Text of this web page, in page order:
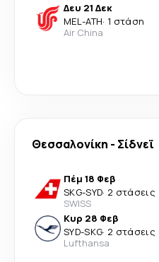
Δευ 21 Δεκ
MEL-ATH· 1 στάση
Air China
Θεσσαλονίκη - Σίδνεϊ
Πέμ 18 Φεβ
SKG-SYD· 2 στάσεις
SWISS
Κυρ 28 Φεβ
SYD-SKG· 2 στάσεις
Lufthansa